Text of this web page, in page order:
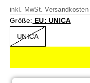
inkl. MwSt.Versandkosten
Größe: EU: UNICA
UNICA